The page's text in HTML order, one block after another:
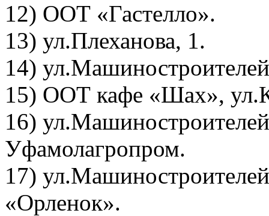
12) ООТ «Гастелло».
13) ул.Плеханова, 1.
14)
15) ООТ кафе «Шах»,
16)
Уфамолагропром.
17)
«Орленок».